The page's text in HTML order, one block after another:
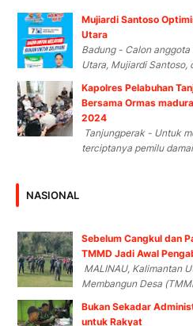
Mujiardi Santoso
Utara
Badung - Calon anggota
Utara, Mujiardi Santoso,
Kapolres Pelabuhan
Bersama Ormas
2024
Tanjungperak - Untuk
terciptanya pemilu
NASIONAL
Sebelum Cangkul dan
TMMD Jadi Awal
MALINAU, Kalimantan
Membangun Desa
Bukan Sekadar
untuk Rakyat